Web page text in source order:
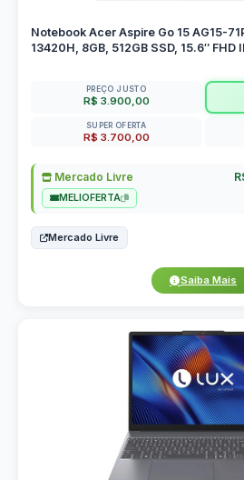
Notebook Acer Aspire Go 15 AG15-
13420H, 8GB, 512GB SSD, 15.6″ FHD
PREÇO JUSTO
R$ 3.900,00
SUPER OFERTA
R$ 3.700,00
Mercado Livre
MELIOFERTA
Mercado Livre
Saiba Mais